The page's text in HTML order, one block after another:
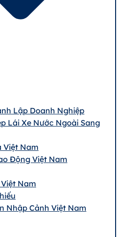
Lập Doanh Nghiệp
Lái Xe Nước Ngoài Sang
Việt Nam
Động Việt Nam
Nam
Nhập Cảnh Việt Nam